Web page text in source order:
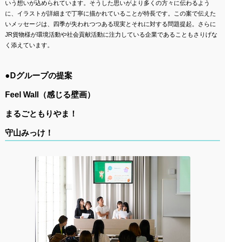
いう想いが込められています。そうした思いがより多くの方々に伝わるよう
に、イラストが詳細まで丁寧に描かれていることが特長です。この案で伝えた
いメッセージは、四季が失われつつある現実とそれに対する問題提起。さらに
JR貨物様が環境活動や社会貢献活動に注力している企業であることもさりげな
く添えています。
●Dグループの提案
Feel Wall（感じる壁画）
まるごともりやま！
守山みっけ！